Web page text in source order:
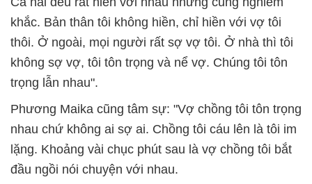
khắc. Bản thân tôi không hiền, chỉ hiền với vợ tôi
thôi. Ở ngoài, mọi người rất sợ vợ tôi. Ở nhà thì tôi
không sợ vợ, tôi tôn trọng và nể vợ. Chúng tôi tôn
trọng lẫn nhau".
Phương Maika cũng tâm sự: "Vợ chồng tôi tôn trọng
nhau chứ không ai sợ ai. Chồng tôi cáu lên là tôi im
lặng. Khoảng vài chục phút sau là vợ chồng tôi bắt
đầu ngồi nói chuyện với nhau.